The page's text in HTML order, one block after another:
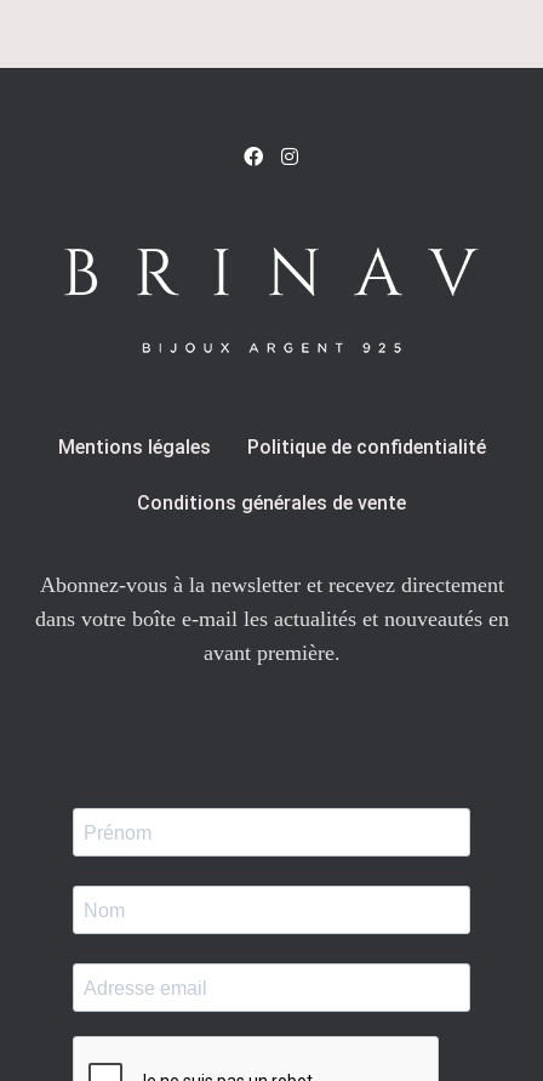
Mentions légales Politique de confidentialité
Conditions générales de vente
Abonnez-vous à la newsletter et recevez directement
dans votre boîte e-mail les actualités et nouveautés en
avant première.